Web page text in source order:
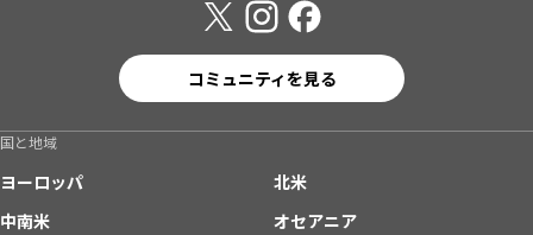
コミュニティを見る
国と地域
ヨーロッパ
北米
中南米
オセアニア